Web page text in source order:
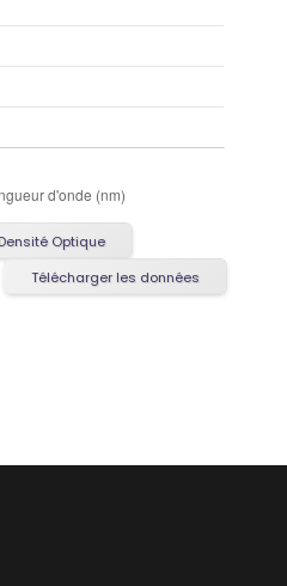
Densité Optique
Télécharger les données